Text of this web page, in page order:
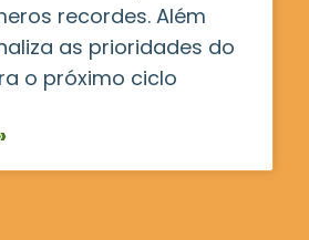
recordes. Além
as prioridades do
o próximo ciclo